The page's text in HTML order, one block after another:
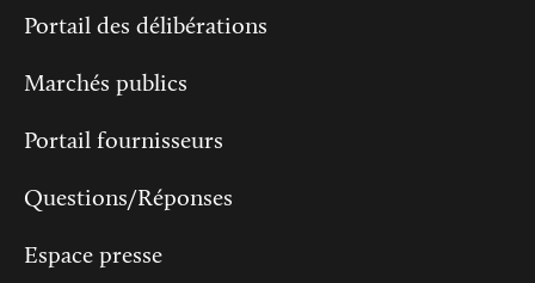
Portail des délibérations
Marchés publics
Portail fournisseurs
Questions/Réponses
Espace presse